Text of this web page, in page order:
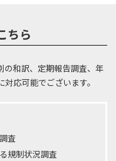
ちら
の和訳、定期報告調査、年
応可能でございます。
査
規制状況調査